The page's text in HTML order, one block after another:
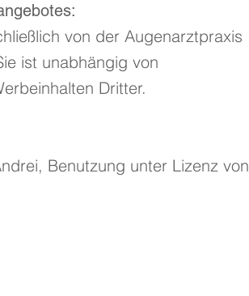
von der Augenarztpraxis
ist unabhängig von
Dritter.
Benutzung unter Lizenz von